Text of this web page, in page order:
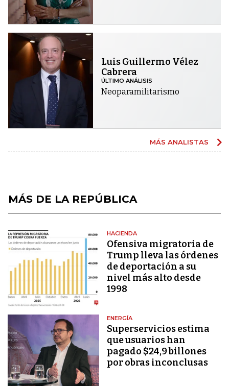
Luis Guillermo Vélez
Cabrera
ÚLTIMO ANÁLISIS
Neoparamilitarismo
MÁS ANALISTAS
MÁS DE LA REPÚBLICA
HACIENDA
Ofensiva migratoria de
Trump lleva las órdenes
de deportación a su
nivel más alto desde
1998
ENERGÍA
Superservicios estima
que usuarios han
pagado $24,9 billones
por obras inconclusas